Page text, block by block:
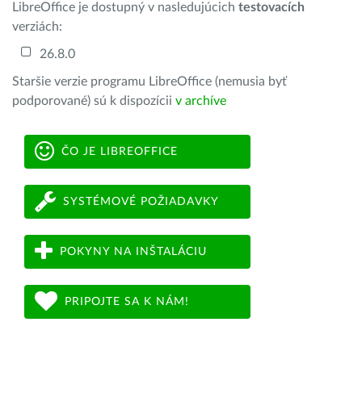
LibreOffice je dostupný v nasledujúcich testovacích
verziách:
26.8.0
Staršie verzie programu LibreOffice (nemusia byť
podporované) sú k dispozícii v archíve
ČO JE LIBREOFFICE
SYSTÉMOVÉ POŽIADAVKY
POKYNY NA INŠTALÁCIU
PRIPOJTE SA K NÁM!